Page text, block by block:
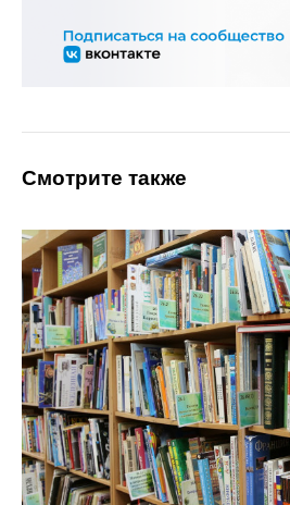
Смотрите также